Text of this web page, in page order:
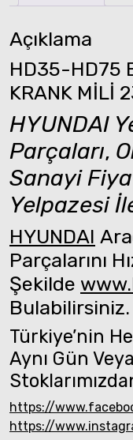
Açıklama
HD35-HD75
KRANK MİLİ
HYUNDAI
Parçaları,
Sanayi
Yelpazesi
HYUNDAI
Parçalarını
Şekilde
Bulabilirsiniz.
Türkiye’nin
Aynı Gün
https://
https://